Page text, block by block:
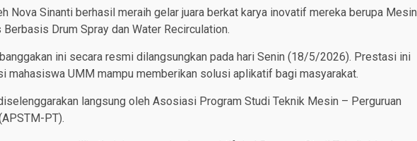
Nova Sinanti berhasil meraih gelar juara berkat karya inovatif mereka berupa Mesin
Drum Spray dan Water Recirculation.
ini secara resmi dilangsungkan pada hari Senin (18/5/2026). Prestasi ini
mahasiswa UMM mampu memberikan solusi aplikatif bagi masyarakat.
langsung oleh Asosiasi Program Studi Teknik Mesin – Perguruan
PT).